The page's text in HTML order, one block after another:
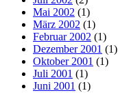
Mai 2002 (1)
März 2002 (1)
Februar 2002 (1)
Dezember 2001 (1)
Oktober 2001 (1)
Juli 2001 (1)
Juni 2001 (1)